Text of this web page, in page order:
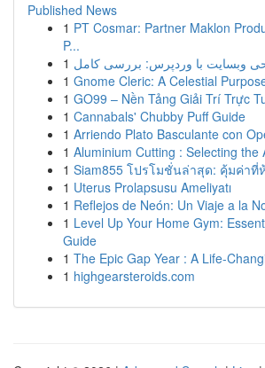
Published News
1 PT Cosmar: Partner Maklon
P...
1 وبسایت با وردپرس: بررسی کامل
1 Gnome Cleric: A Celestial
1 GO99 – Nền Tảng Giải Trí Trực
1 Cannabals' Chubby Puff Guide
1 Arriendo Plato Basculante con
1 Aluminium Cutting : Selecting the
1 Siam855 โปรโมชั่นล่าสุด: คุ้มค่าที่
1 Uterus Prolapsusu Ameliyatı
1 Reflejos de Neón: Un Viaje a la
1 Level Up Your Home Gym:
Guide
1 The Epic Gap Year : A Life-
1 highgearsteroids.com